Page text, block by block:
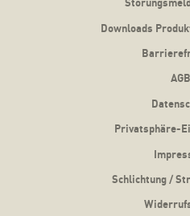
Downloads
AGB
Privatsphäre-
Schlichtung /